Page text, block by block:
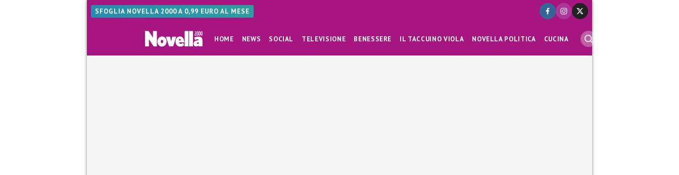
SFOGLIA NOVELLA 2000 A 0,99 EURO AL MESE
HOME NEWS SOCIAL TELEVISIONE BENESSERE IL TACCUINO VIOLA NOVELLA POLITICA CUCINA